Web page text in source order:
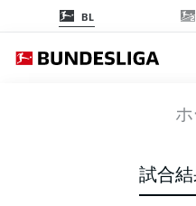
BL
試合
S04